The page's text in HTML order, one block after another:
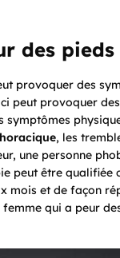
des pieds
provoquer des
peut provoquer
, les
une personne
peut être
mois et de façon
qui a peur